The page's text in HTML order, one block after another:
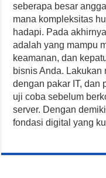
seberapa besar
mana kompleksitas
hadapi. Pada
adalah yang mampu
keamanan, dan
bisnis Anda. Lakukan
dengan pakar IT, dan
uji coba sebelum
server. Dengan
fondasi digital yang